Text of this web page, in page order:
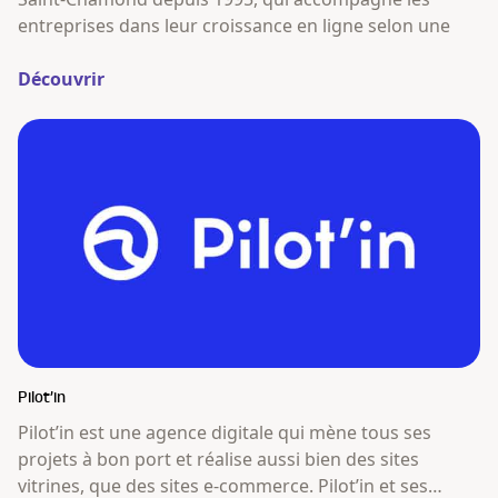
entreprises dans leur croissance en ligne selon une
Découvrir
Pilot’in
Pilot’in est une agence digitale qui mène tous ses
projets à bon port et réalise aussi bien des sites
vitrines, que des sites e-commerce. Pilot’in et ses